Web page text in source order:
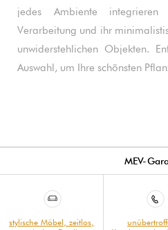
jedes Ambiente
Verarbeitung und ihr
unwiderstehlichen Objekten.
Auswahl, um Ihre schönsten
MEV-
stylische Möbel, zeitlos,